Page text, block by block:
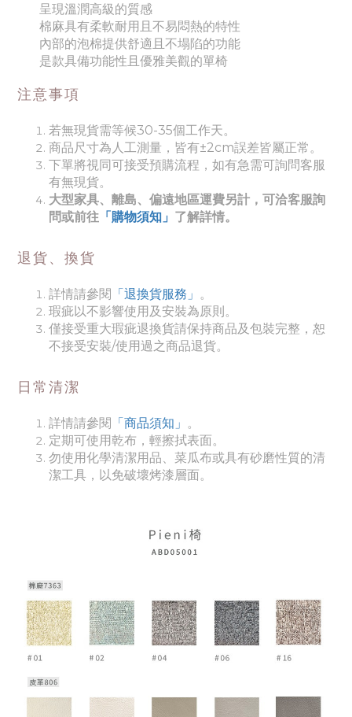
呈現溫潤高級的質感
棉麻具有柔軟耐用且不易悶熱的特性
內部的泡棉提供舒適且不塌陷的功能
是款具備功能性且優雅美觀的單椅
注意事項
若無現貨需等候30-35個工作天。
商品尺寸為人工測量，皆有±2cm誤差皆屬正常。
下單將視同可接受預購流程，如有急需可詢問客服
有無現貨。
大型家具、離島、偏遠地區運費另計，可洽客服詢
問或前往 「購物須知」 了解詳情。
退貨、換貨
詳情請參閱 「退換貨服務」 。
瑕疵以不影響使用及安裝為原則。
僅接受重大瑕疵退換貨請保持商品及包裝完整，恕
不接受安裝/使用過之商品退貨。
日常清潔
詳情請參閱 「商品須知 」 。
定期可使用乾布，輕擦拭表面。
勿使用化學清潔用品、菜瓜布或具有砂磨性質的清
潔工具，以免破壞烤漆層面。